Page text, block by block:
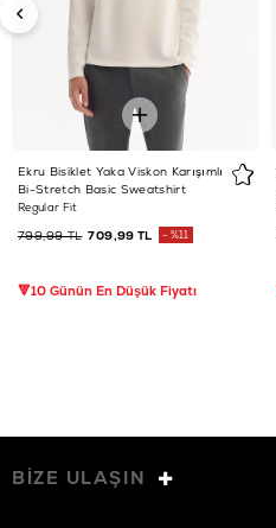
Ekru Bisiklet Yaka Viskon Karışımlı
Bi-Stretch Basic Sweatshirt
Regular Fit
709,99 TL
799,99 TL %11
🔻10 Günün En Düşük Fiyatı
BİZE ULAŞIN